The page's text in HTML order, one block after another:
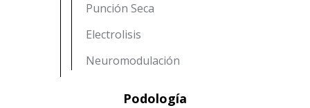
Punción Seca
Electrolisis
Neuromodulación
Podología